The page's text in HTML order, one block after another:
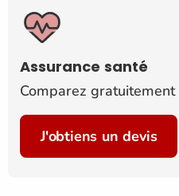
Assurance santé
Comparez
J'obtiens un devis